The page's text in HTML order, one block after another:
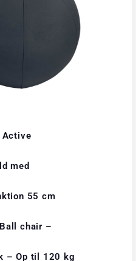
Active
med
55 cm
chair –
– Op til 120 kg